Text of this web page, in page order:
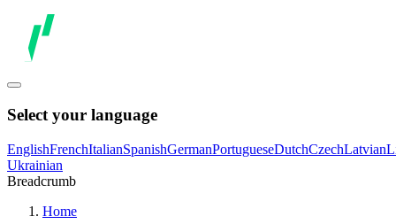
Select your language
EnglishFrenchItalianSpanishGermanPortugueseDutchCzechLatvian
Ukrainian
Breadcrumb
Home